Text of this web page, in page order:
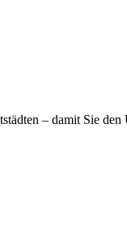
– damit Sie